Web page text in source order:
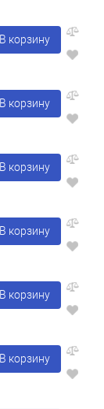
В корзину
В корзину
В корзину
В корзину
В корзину
В корзину